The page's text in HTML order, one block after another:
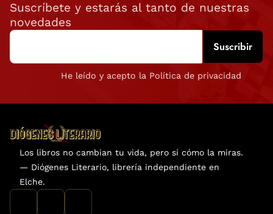
Suscríbete y estarás al tanto de nuestras
novedades
He leído y acepto la Política de privacidad
Los libros no cambian tu vida, pero sí cómo la miras.
— Diógenes Literario, librería independiente en
Elche.